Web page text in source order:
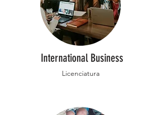
International Business
Licenciatura